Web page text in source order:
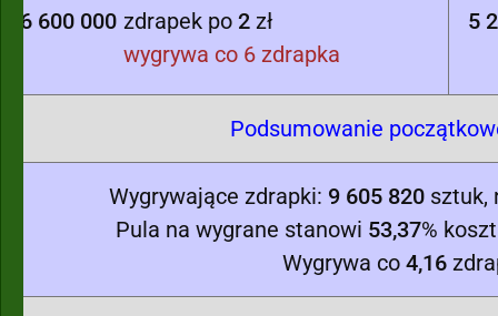
6 600 000 zdrapek po 2 zł
wygrywa co 6 zdrapka
5
Podsumowanie
Wygrywające zdrapki: 9 605 820sztuk,
Pula na wygrane stanowi 53,37%
Wygrywa co 4,16